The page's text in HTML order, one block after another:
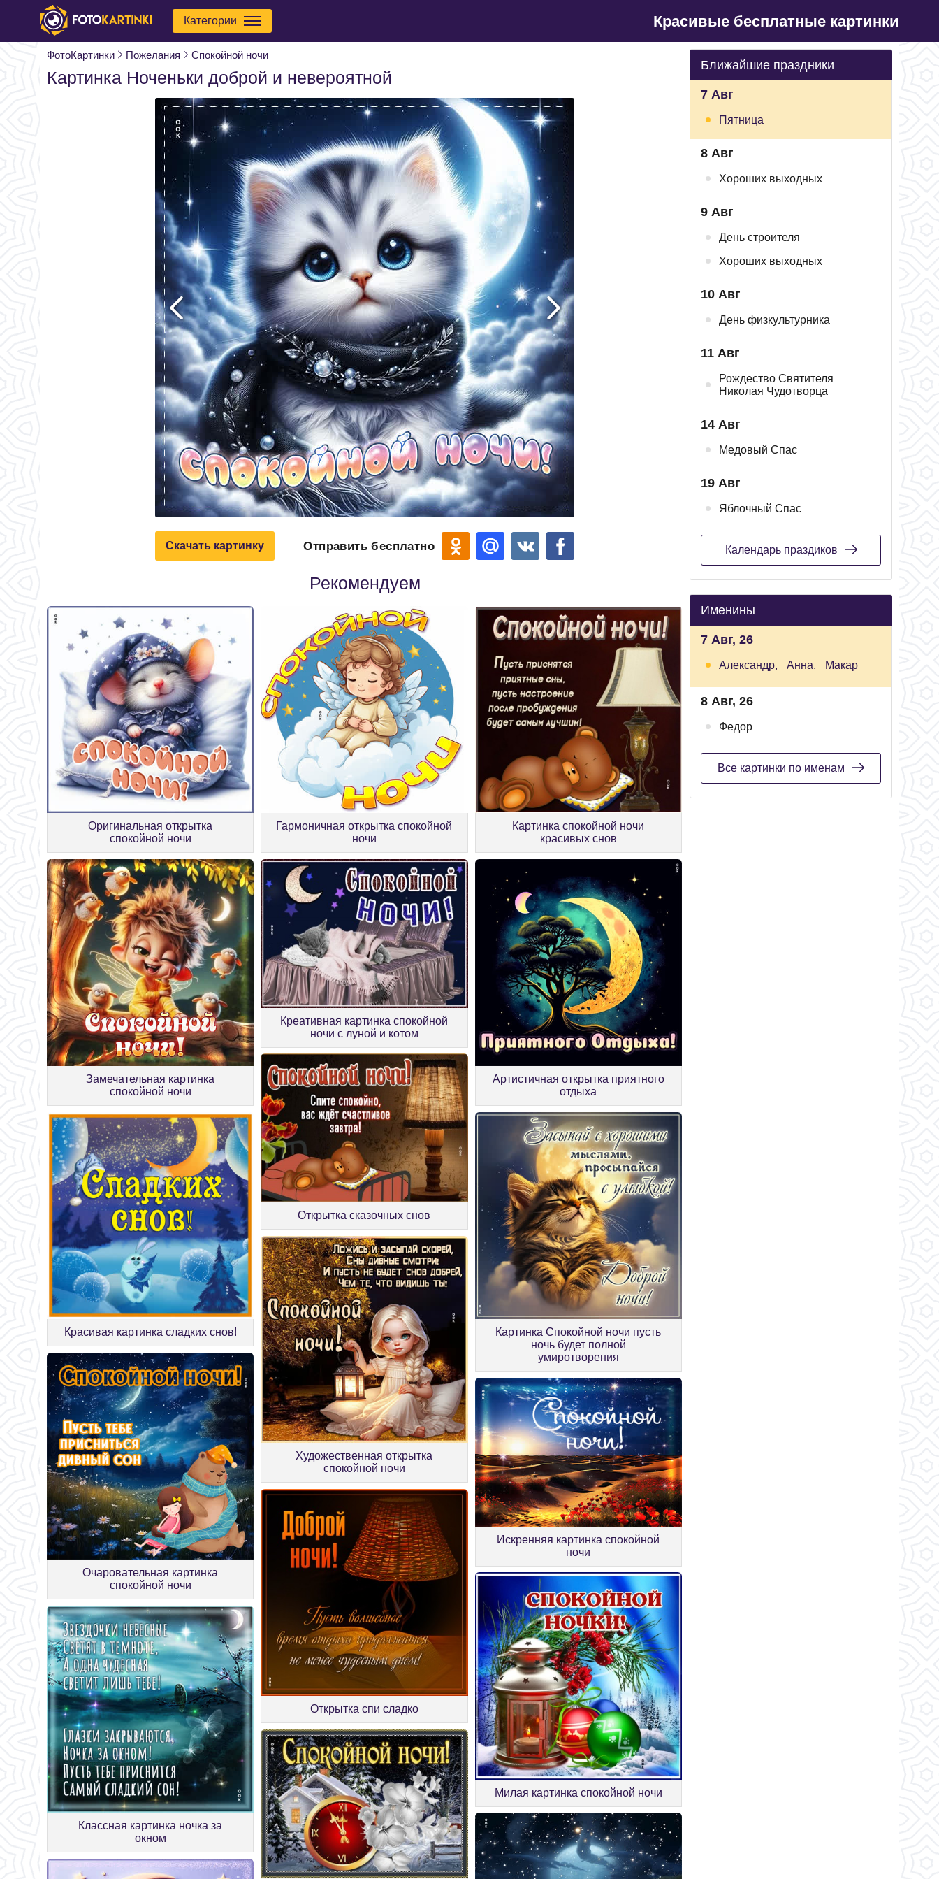
Категории Красивые бесплатные картинки
ФотоКартинки Пожелания Спокойной ночи
Картинка Ноченьки доброй и невероятной
Скачать картинку Отправить бесплатно
Рекомендуем
Оригинальная открытка
спокойной ночи
Гармоничная открытка спокойной
ночи
Картинка спокойной ночи
красивых снов
Замечательная картинка
спокойной ночи
Креативная картинка спокойной
ночи с луной и котом
Артистичная открытка приятного
отдыха
Красивая картинка сладких снов!
Открытка сказочных снов
Картинка Спокойной ночи пусть
ночь будет полной
умиротворения
Очаровательная картинка
спокойной ночи
Художественная открытка
спокойной ночи
Искренняя картинка спокойной
ночи
Классная картинка ночка за
окном
Открытка спи сладко
Милая картинка спокойной ночи
Ближайшие праздники
7 Авг
Пятница
8 Авг
Хороших выходных
9 Авг
День строителя
Хороших выходных
10 Авг
День физкультурника
11 Авг
Рождество Святителя
Николая Чудотворца
14 Авг
Медовый Спас
19 Авг
Яблочный Спас
Календарь праздиков
Именины
7 Авг, 26
Александр, Анна, Макар
8 Авг, 26
Федор
Все картинки по именам